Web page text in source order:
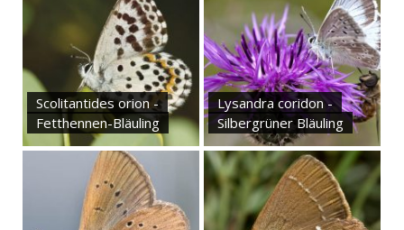
Scolitantides orion -
Fetthennen-Bläuling
Lysandra coridon -
Silbergrüner Bläuling